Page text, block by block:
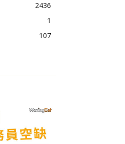
2436
1
107